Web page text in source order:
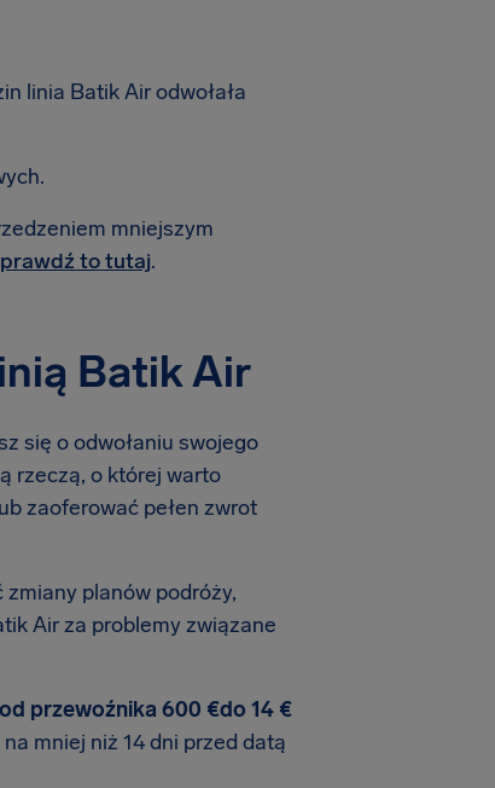
linia Batik Air odwołała
mniejszym
to tutaj.
Batik Air
się o odwołaniu swojego
rzeczą, o której warto
zaoferować pełen zwrot
planów podróży,
Air za problemy związane
przewoźnika 600 €do 14 €
mniej niż 14 dni przed datą